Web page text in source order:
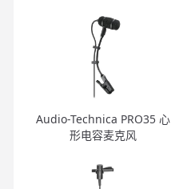
Audio-Technica PRO35 心
形电容麦克风